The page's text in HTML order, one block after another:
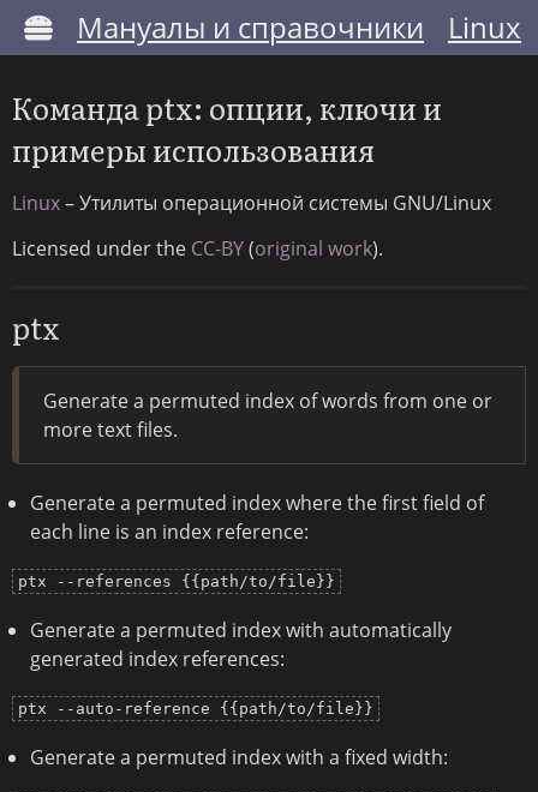
Мануалы и справочники Linux
Команда ptx: опции, ключи и
примеры использования
Linux– Утилиты операционной системы GNU/Linux
Licensed under the CC-BY(original work).
ptx
Generate a permuted index of words from one or
more text files.
Generate a permuted index where the first field of
each line is an index reference:
ptx --references {{path/to/file}}
Generate a permuted index with automatically
generated index references:
ptx --auto-reference {{path/to/file}}
Generate a permuted index with a fixed width: